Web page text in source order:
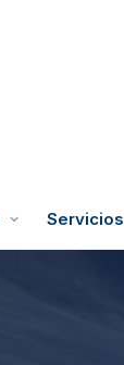
Servicios